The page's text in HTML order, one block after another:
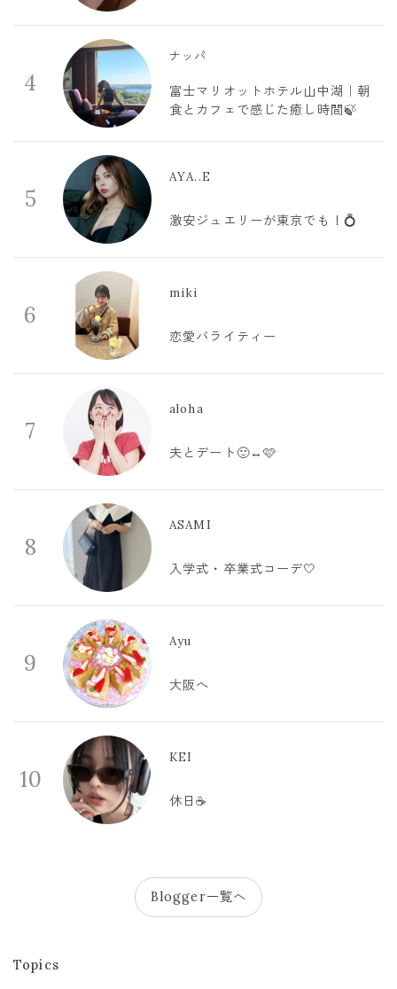
4
ナッパ
富士マリオットホテル山中湖｜朝
食とカフェで感じた癒し時間🍃
5
AYA..E
激安ジュエリーが東京でも！💍
6
miki
恋愛バライティー
7
aloha
夫とデート🙂‍↔️🩷
8
ASAMI
入学式・卒業式コーデ🤍
9
Ayu
大阪へ
10
KEI
休日☕️
Blogger一覧へ
Topics